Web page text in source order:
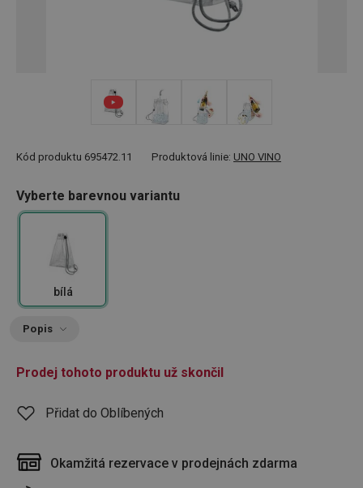
Kód produktu 695472.11 Produktová linie: UNO VINO
Vyberte barevnou variantu
bílá
Popis
Prodej tohoto produktu už skončil
Přidat do Oblíbených
Okamžitá rezervace v prodejnách zdarma